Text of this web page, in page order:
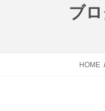
ブ
HOME